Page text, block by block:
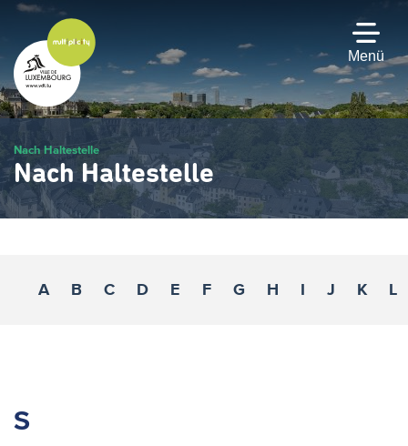
Zum
Hauptinhalt
gehen
Menü
Nach Haltestelle
Nach Haltestelle
A B C D E F G H I J K L
S